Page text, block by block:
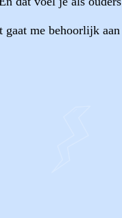
me behoorlijk